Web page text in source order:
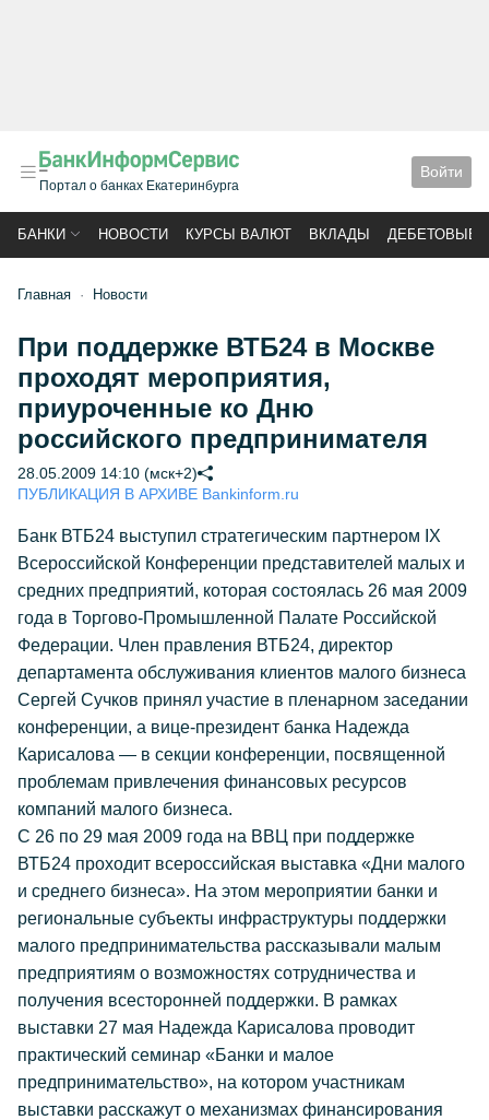
Портал о банках Екатеринбурга
Войти
БАНКИ НОВОСТИ КУРСЫ ВАЛЮТ ВКЛАДЫ ДЕБЕТОВЫЕ
Главная Новости
При поддержке ВТБ24 в Москве
проходят мероприятия,
приуроченные ко Дню
российского предпринимателя
28.05.2009 14:10 (мск+2)
ПУБЛИКАЦИЯ В АРХИВЕ Bankinform.ru
Банк ВТБ24 выступил стратегическим партнером IX
Всероссийской Конференции представителей малых и
средних предприятий, которая состоялась 26 мая 2009
года в Торгово-Промышленной Палате Российской
Федерации. Член правления ВТБ24, директор
департамента обслуживания клиентов малого бизнеса
Сергей Сучков принял участие в пленарном заседании
конференции, а вице-президент банка Надежда
Карисалова — в секции конференции, посвященной
проблемам привлечения финансовых ресурсов
компаний малого бизнеса.
С 26 по 29 мая 2009 года на ВВЦ при поддержке
ВТБ24 проходит всероссийская выставка «Дни малого
и среднего бизнеса». На этом мероприятии банки и
региональные субъекты инфраструктуры поддержки
малого предпринимательства рассказывали малым
предприятиям о возможностях сотрудничества и
получения всесторонней поддержки. В рамках
выставки 27 мая Надежда Карисалова проводит
практический семинар «Банки и малое
предпринимательство», на котором участникам
выставки расскажут о механизмах финансирования